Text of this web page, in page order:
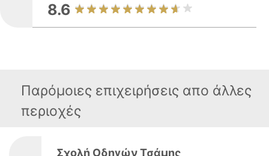
8.6
Παρόμοιες επιχειρήσεις απο άλλες
περιοχές
Σχολή Οδηγών Τσάμης